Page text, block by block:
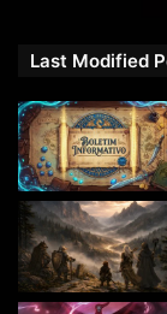
Last Modified